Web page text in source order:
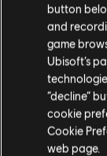
Stai cercando i
per te! Goditi
stagionali e altri
promozioni regolari e
Vai al
button
and
game
Ubisoft’s
“decline”
cookie
Cookie
web page.